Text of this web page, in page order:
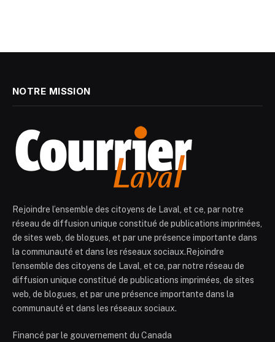
NOTRE MISSION
Rejoindre l’ensemble des citoyens de Laval, et ce, par notre
réseau de diffusion unique constitué de publications imprimées,
de sites web, de blogues, et par une présence importante dans
la communauté et dans les réseaux sociaux.Rejoindre
l’ensemble des citoyens de Laval, et ce, par notre réseau de
diffusion unique constitué de publications imprimées, de sites
web, de blogues, et par une présence importante dans la
communauté et dans les réseaux sociaux.
Financé par le gouvernement du Canada